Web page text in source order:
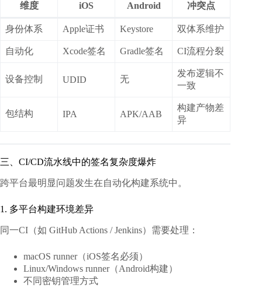
维度 iOS Android 冲突点
身份体系 Apple证书 Keystore 双体系维护
自动化 Xcode签名 Gradle签名 CI流程分裂
设备控制 UDID 无
发布逻辑不
一致
包结构 IPA APK/AAB
构建产物差
异
三、CI/CD流水线中的签名复杂度爆炸
跨平台最明显问题发生在自动化构建系统中。
1. 多平台构建环境差异
同一CI（如 GitHub Actions / Jenkins）需要处理：
macOS runner（iOS签名必须）
Linux/Windows runner（Android构建）
不同密钥管理方式